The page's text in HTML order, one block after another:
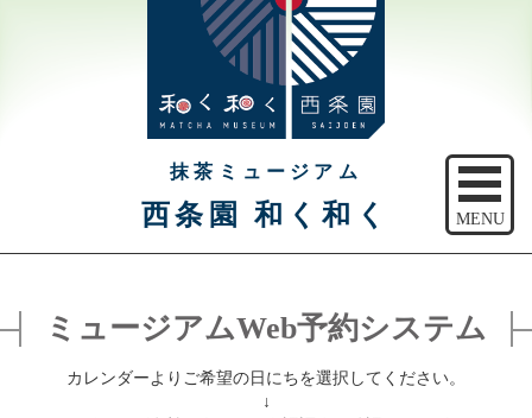
抹茶ミュージアム
西条園 和く和く MENU
ご予約
アクセス
ミュージアムWeb予約システム
カレンダーよりご希望の日にちを選択してください。
↓